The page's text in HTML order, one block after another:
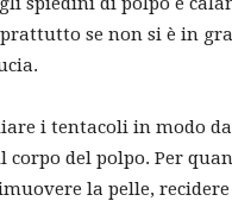
se non si è in
i tentacoli in modo
corpo del polpo. Per
la pelle,